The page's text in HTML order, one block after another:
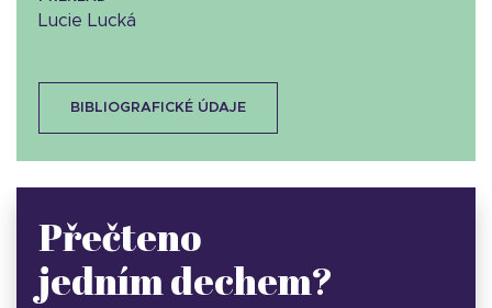
Lucie Lucká
BIBLIOGRAFICKÉ ÚDAJE
Přečteno
jedním dechem?